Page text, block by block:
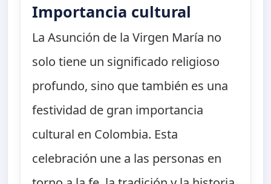
Importancia cultural
La Asunción de la Virgen María no
solo tiene un significado religioso
profundo, sino que también es una
festividad de gran importancia
cultural en Colombia. Esta
celebración une a las personas en